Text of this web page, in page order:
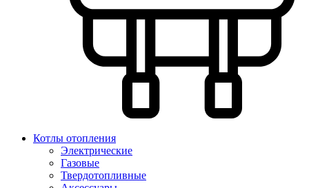
Котлы отопления
Электрические
Газовые
Твердотопливные